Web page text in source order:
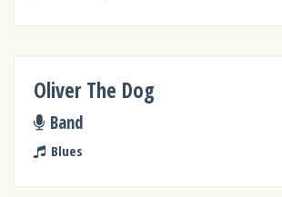
Oliver The Dog
Band
Blues